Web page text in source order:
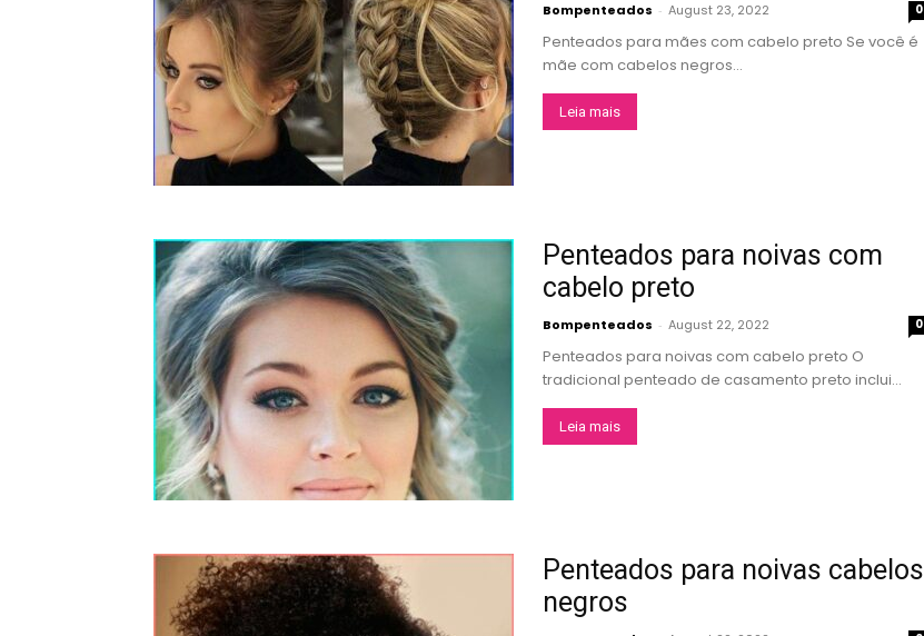
Bompenteados - August 23, 2022 0
Penteados para mães com cabelo preto Se você é
mãe com cabelos negros...
Leia mais
Penteados para noivas com
cabelo preto
Bompenteados - August 22, 2022 0
Penteados para noivas com cabelo preto O
tradicional penteado de casamento preto inclui...
Leia mais
Penteados para noivas cabelos
negros